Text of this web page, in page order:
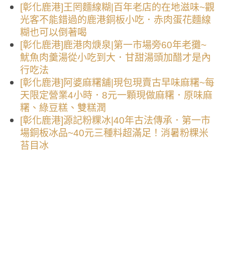
[彰化鹿港]王罔麵線糊|百年老店的在地滋味~觀
光客不能錯過的鹿港銅板小吃．赤肉蛋花麵線
糊也可以倒著喝
[彰化鹿港]鹿港肉焿泉|第一市場旁60年老攤~
魷魚肉羹湯從小吃到大．甘甜湯頭加醋才是內
行吃法
[彰化鹿港]阿婆麻糬舖|現包現賣古早味麻糬~每
天限定營業4小時．8元一顆現做麻糬．原味麻
糬、綠豆糕、雙糕潤
[彰化鹿港]源記粉粿冰|40年古法傳承．第一市
場銅板冰品~40元三種料超滿足！消暑粉粿米
苔目冰